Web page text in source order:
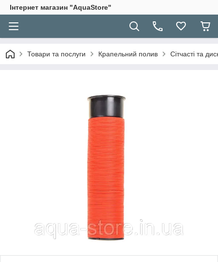
Інтернет магазин "AquaStore"
Товари та послуги Крапельний полив Сітчасті та